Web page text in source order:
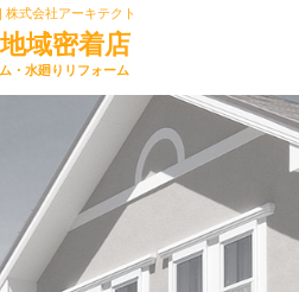
式会社アーキテクト
域密着店
・水廻りリフォーム